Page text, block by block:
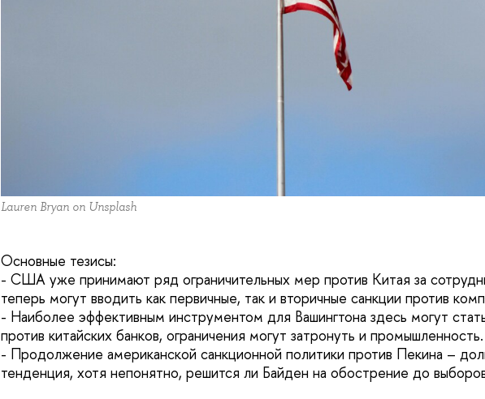
Lauren Bryan on Unsplash
Основные тезисы:
- США уже принимают ряд ограничительных мер против Китая за
теперь могут вводить как первичные, так и вторичные санкции против
- Наиболее эффективным инструментом для Вашингтона здесь могут
против китайских банков, ограничения могут затронуть и промышленность.
- Продолжение американской санкционной политики против Пекина –
тенденция, хотя непонятно, решится ли Байден на обострение до